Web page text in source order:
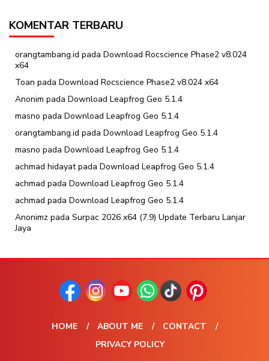
KOMENTAR TERBARU
orangtambang.id pada Download Rocscience Phase2 v8.024
x64
Toan pada Download Rocscience Phase2 v8.024 x64
Anonim pada Download Leapfrog Geo 5.1.4
masno pada Download Leapfrog Geo 5.1.4
orangtambang.id pada Download Leapfrog Geo 5.1.4
masno pada Download Leapfrog Geo 5.1.4
achmad hidayatpada Download Leapfrog Geo 5.1.4
achmad pada Download Leapfrog Geo 5.1.4
achmad pada Download Leapfrog Geo 5.1.4
Anonimz pada Surpac 2026 x64 (7.9) Update Terbaru Lanjar
Jaya
HOME ABOUT ME
CONTACT
PRIVACY POLICY